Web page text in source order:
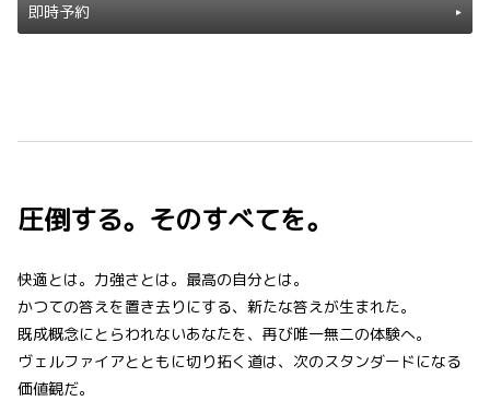
即時予約
圧倒する。そのすべてを。
快適とは。力強さとは。最高の自分とは。
かつての答えを置き去りにする、新たな答えが生まれた。
既成概念にとらわれないあなたを、再び唯一無二の体験へ。
ヴェルファイアとともに切り拓く道は、次のスタンダードになる
価値観だ。